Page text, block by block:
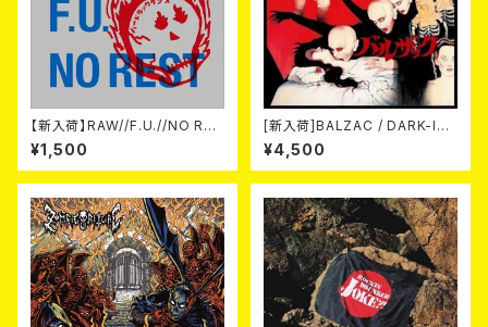
【新入荷】RAW//F.U.//NO RES
T / 3way split EP ハード ラッ
ク ダンス (CD)
¥1,500
[新入荷]BALZAC / DARK-IS
M -20th Anniversary Comp
ilation- (2CD)
¥4,500